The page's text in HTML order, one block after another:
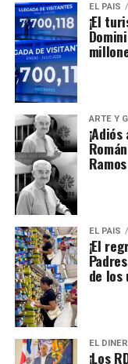
EL PAIS
¡El
ARTE Y
EL PAIS
¡El
de
EL
¡Los